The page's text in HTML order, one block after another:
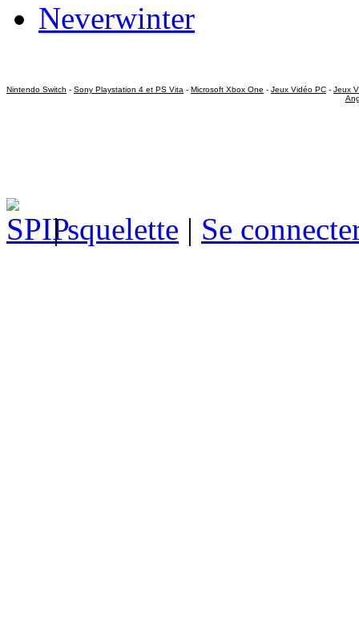
Neverwinter
Nintendo Switch - Sony Playstation 4 et PS Vita - Microsoft Xbox One - Jeux Vidéo PC - Jeux
|squelette | Se